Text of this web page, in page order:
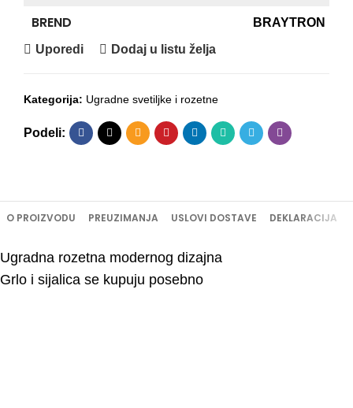
BREND
BRAYTRON
Uporedi
Dodaj u listu želja
Kategorija: Ugradne svetiljke i rozetne
Podeli:
O PROIZVODU PREUZIMANJA USLOVI DOSTAVE DEKLARACIJA
Ugradna rozetna modernog dizajna
Grlo i sijalica se kupuju posebno